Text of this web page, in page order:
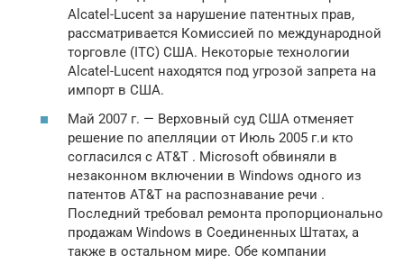
Alcatel-Lucent за нарушение патентных прав,
рассматривается Комиссией по международной
торговле (ITC) США. Некоторые технологии
Alcatel-Lucent находятся под угрозой запрета на
импорт в США.
Май 2007 г. — Верховный суд США отменяет
решение по апелляции от Июль 2005 г.и кто
согласился с AT&T . Microsoft обвиняли в
незаконном включении в Windows одного из
патентов AT&T на распознавание речи .
Последний требовал ремонта пропорционально
продажам Windows в Соединенных Штатах, а
также в остальном мире. Обе компании